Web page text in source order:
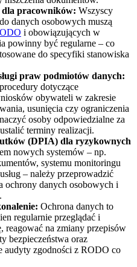
dla pracowników: Wszyscy
danych osobowych muszą
i obowiązujących w
powinny być regularne – co
do specyfiki stanowiska
praw podmiotów danych:
dotyczące
obywateli w zakresie
usunięcia czy ograniczenia
osoby odpowiedzialne za
terminy realizacji.
(DPIA) dla ryzykownych
nowych systemów – np.
systemu monitoringu
– należy przeprowadzić
ochrony danych osobowych i
Ochrona danych to
regularnie przeglądać i
reagować na zmiany przepisów
bezpieczeństwa oraz
audyty zgodności z RODO co